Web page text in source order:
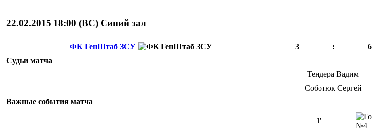
22.02.2015 18:00 (ВС) Cиний зал
ФК ГенШтаб ЗСУ 3 : 6
Судьи матча
Тендера Вадим
Соботюк Сергей
Важные события матча
1'
№4